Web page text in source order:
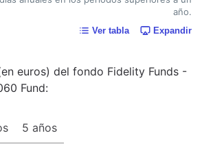
año.
Ver tabla Expandir
euros) del fondo Fidelity Funds -
Fund:
5 años